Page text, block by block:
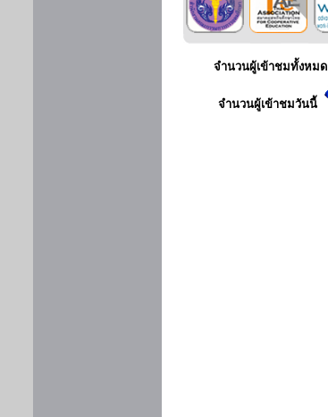
จำนวนผู้เข้าชมทั้งหมด
จำนวนผู้เข้าชมวันนี้